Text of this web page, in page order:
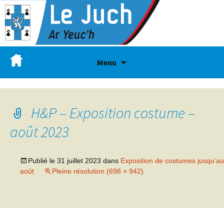
Menu
H&P – Exposition costume –
août 2023
Publié le 31 juillet 2023 dans Exposition de costumes
août
Pleine résolution (698 × 942)